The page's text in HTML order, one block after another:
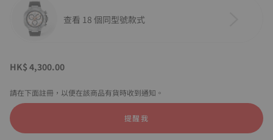
查看 18 個同型號款式
HK$ 4,300.00
請在下面註冊，以便在該商品有貨時收到通知。
提醒我